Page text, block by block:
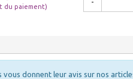
du paiement)
vous donnent leur avis sur nos